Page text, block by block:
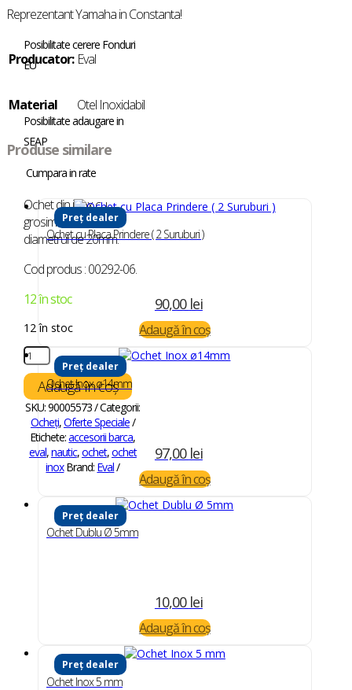
Posibilitate cerere Fonduri
EU
Posibilitate adaugare in
SEAP
Cumpara in rate
Ochet din inox cu
grosimea de 6mm si
diametrul de 20mm.
Cod produs : 00292-06.
12 în stoc
12 în stoc
Cantitate
Ochet
Piulita
6
mm
20
Adaugă în coș
SKU:90005573 Categorii:
Ocheți,Oferte Speciale
Etichete:accesorii barca,
eval,nautic,ochet,ochet
inoxBrand: Eval
Reprezentant Yamaha in Constanta!
Producator: Eval
Material Otel Inoxidabil
Produse similare
Preț dealer
Ochet cu Placa Prindere ( 2 Suruburi )
90,00 lei
Adaugă în coș
Preț dealer
Ochet Inox ø14mm
97,00 lei
Adaugă în coș
Preț dealer
Ochet Dublu Ø 5mm
10,00 lei
Adaugă în coș
Preț dealer
Ochet Inox 5 mm